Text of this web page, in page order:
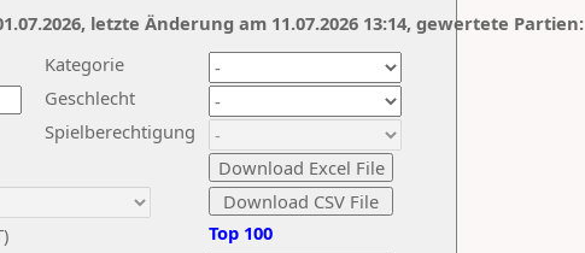
Kategorie
Geschlecht
Spielberechtigung
Top 100
letzte Änderung am 11.07.2026 13:14, gewertete Partien: